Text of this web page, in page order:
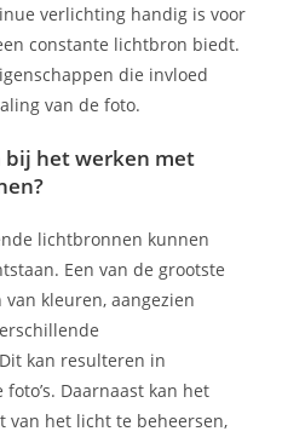
verlichting handig is voor
constante lichtbron biedt.
die invloed
van de foto.
bij het werken met
lichtbronnen kunnen
Een van de grootste
kleuren, aangezien
kan resulteren in
Daarnaast kan het
van het licht te beheersen,